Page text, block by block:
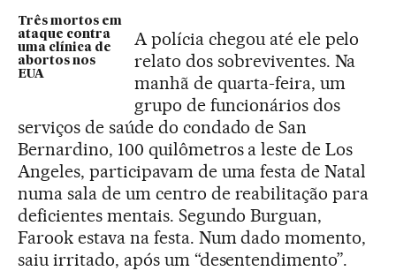
Três mortos em
ataque contra
uma clínica de
abortos nos
EUA
A polícia chegou até ele pelo
relato dos sobreviventes. Na
manhã de quarta-feira, um
grupo de funcionários dos
serviços de saúde do condado de San
Bernardino, 100 quilômetros a leste de Los
Angeles, participavam de uma festa de Natal
numa sala de um centro de reabilitação para
deficientes mentais. Segundo Burguan,
Farook estava na festa. Num dado momento,
saiu irritado, após um “desentendimento”.